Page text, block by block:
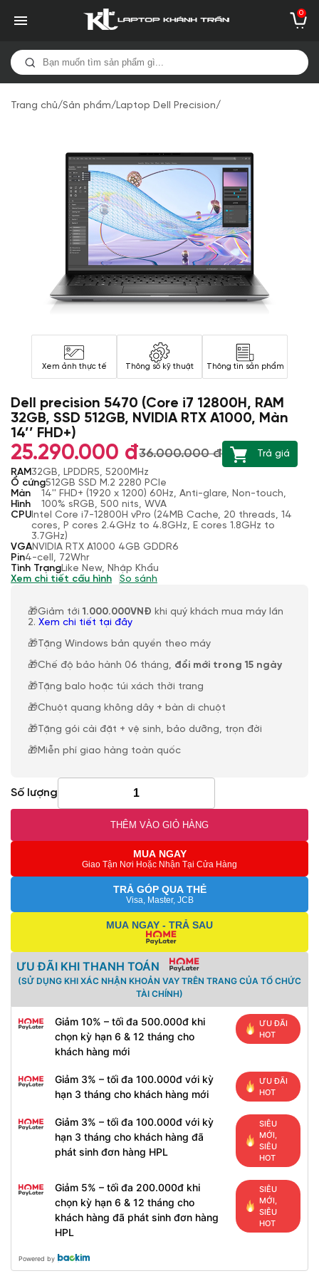
0
Trang chủ/Sản phẩm/Laptop Dell Precision/
Xem ảnh thực tế Thông số kỹ thuật Thông tin sản phẩm
Dell precision 5470 (Core i7 12800H, RAM
32GB, SSD 512GB, NVIDIA RTX A1000, Màn
14’’ FHD+)
25.290.000 đ36.000.000 đ
Trả giá
RAM 32GB, LPDDR5, 5200MHz
Ổ cứng512GB SSD M.2 2280 PCIe
Màn
Hình
14'' FHD+ (1920 x 1200) 60Hz, Anti-glare, Non-touch,
100% sRGB, 500 nits, WVA
CPU Intel Core i7-12800H vPro (24MB Cache, 20 threads, 14
cores, P cores 2.4GHz to 4.8GHz, E cores 1.8GHz to
3.7GHz)
VGANVIDIA RTX A1000 4GB GDDR6
Pin4-cell, 72Whr
Tình TrạngLike New, Nhập Khẩu
Xem chi tiết cấu hình
So sánh
🎁Giảm tới 1.000.000VNĐ khi quý khách mua máy lần
2. Xem chi tiết tại đây
🎁Tặng Windows bản quyền theo máy
🎁Chế độ bảo hành 06 tháng, đổi mới trong 15 ngày
🎁Tặng balo hoặc túi xách thời trang
🎁Chuột quang không dây + bàn di chuột
🎁Tặng gói cài đặt + vệ sinh, bảo dưỡng, trọn đời
🎁Miễn phí giao hàng toàn quốc
Số lượng
THÊM VÀO GIỎ HÀNG
MUA NGAY
Giao Tận Nơi Hoặc Nhận Tại Cửa Hàng
TRẢ GÓP QUA THẺ
Visa, Master, JCB
MUA NGAY - TRẢ SAU
ƯU ĐÃI KHI THANH TOÁN
(SỬ DỤNG KHI XÁC NHẬN KHOẢN VAY TRÊN TRANG CỦA TỔ CHỨC
TÀI CHÍNH)
Giảm 10% – tối đa 500.000đ khi
chọn kỳ hạn 6 & 12 tháng cho
khách hàng mới
ƯU ĐÃI
HOT
Giảm 3% – tối đa 100.000đ với kỳ
hạn 3 tháng cho khách hàng mới
ƯU ĐÃI
HOT
Giảm 3% – tối đa 100.000đ với kỳ
hạn 3 tháng cho khách hàng đã
phát sinh đơn hàng HPL
SIÊU
MỚI,
SIÊU
HOT
Giảm 5% – tối đa 200.000đ khi
chọn kỳ hạn 6 & 12 tháng cho
khách hàng đã phát sinh đơn hàng
HPL
SIÊU
MỚI,
SIÊU
HOT
Powered by